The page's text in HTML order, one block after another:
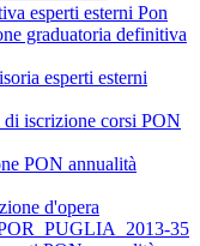
esperti esterni Pon
graduatoria definitiva
esperti esterni
iscrizione corsi PON
PON annualità
d'opera
35